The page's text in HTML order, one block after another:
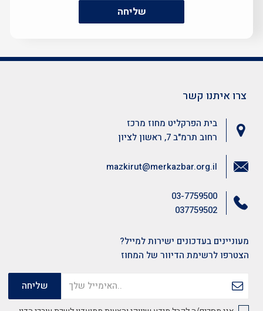
שליחה
צרו איתנו קשר
בית הפרקליט מחוז מרכז
רחוב תרמ"ב 7, ראשון לציון
03-7759500
037759502
mazkirut@merkazbar.org.il
מעוניינים בעדכונים ישירות למייל?
הצטרפו לרשימת הדיוור של המחוז